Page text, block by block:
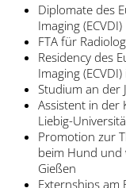
Diplomate des
Imaging (ECVDI)
FTA für
Residency des
Imaging
Studium an der
Assistent in der
Liebig-
Promotion zur
beim Hund und
Gießen
Externships am